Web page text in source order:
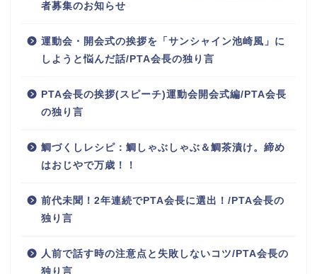
者募集のお知らせ
運動会・開会式の挨拶を「サンシャイン池崎風」に
しようと悩んだ話/PTA会長の独り言
PTA会長の挨拶(スピーチ)運動会開会式編/PTA会長
の独り言
鯛づくしレシピ：鯛しゃぶしゃぶ＆鯛茶漬け。締め
はおじやで万歳！！
前代未聞！2年連続でPTA会長に選出！/PTA会長の
独り言
人前で話す時の注意点と失敗しないコツ/PTA会長の
独り言